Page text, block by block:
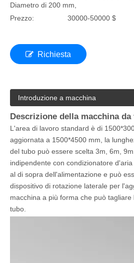
Diametro di 200 mm,
Prezzo:
30000-50000 $
Richiesta
Introduzione a macchina
Descrizione della macchina
L'area di lavoro standard è di
aggiornata a 1500*4500 mm, la
del tubo può essere scelta 3m, 6m,
indipendente con condizionatore
al di sopra dell'alimentazione e può
dispositivo di rotazione laterale per
macchina a più forma che può
tubo.